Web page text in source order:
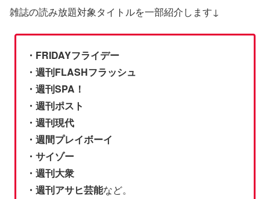
雑誌の読み放題対象タイトルを一部紹介します↓
・FRIDAYフライデー
・週刊FLASHフラッシュ
・週刊SPA！
・週刊ポスト
・週刊現代
・週間プレイボーイ
・サイゾー
・週刊大衆
・週刊アサヒ芸能など。